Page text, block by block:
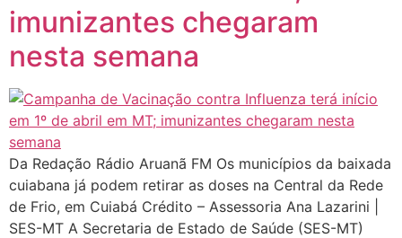
imunizantes chegaram
nesta semana
Da Redação Rádio Aruanã FM Os municípios da baixada
cuiabana já podem retirar as doses na Central da Rede
de Frio, em Cuiabá Crédito – Assessoria Ana Lazarini |
SES-MT A Secretaria de Estado de Saúde (SES-MT)